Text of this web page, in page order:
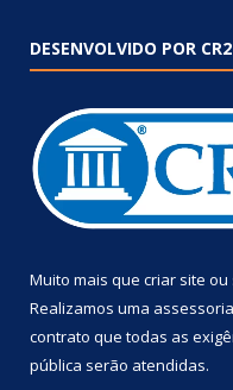
DESENVOLVIDO POR CR2
Muito mais que criar site ou
Realizamos uma assessoria
contrato que todas as
pública serão atendidas.